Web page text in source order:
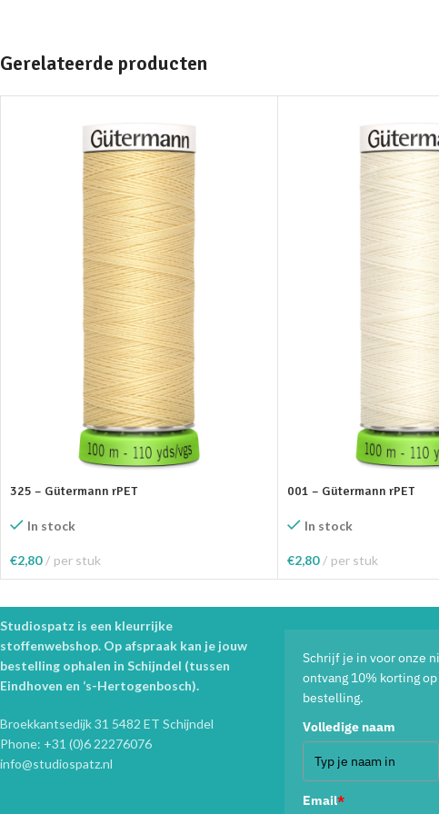
Gerelateerde producten
325 – Gütermann rPET
In stock
€2,80 per stuk
Toevoegen Aan Winkelwagen
001 – Gütermann rPET
In stock
€2,80 per stuk
Toevoegen Aan
Studiospatz is een kleurrijke
stoffenwebshop. Op afspraak kan je jouw
bestelling ophalen in Schijndel (tussen
Eindhoven en ‘s-Hertogenbosch).
Broekkantsedijk 31 5482 ET Schijndel
Phone: +31 (0)6 22276076
info@studiospatz.nl
Schrijf je in voor onze
ontvang 10% korting
bestelling.
Volledige naam
Email*